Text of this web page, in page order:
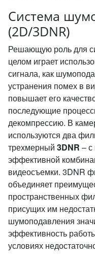
Система
(2D/3DNR)
Решающую роль для
целом играет
сигнала, как
устранения помех в
повышает его
последующие
декомпрессию. В
используются два
трехмерный 3DNR –
эффективной
видеосъемки. 3DNR
объединяет
пространственных
присущих им
шумоподавления
эффективность
условиях